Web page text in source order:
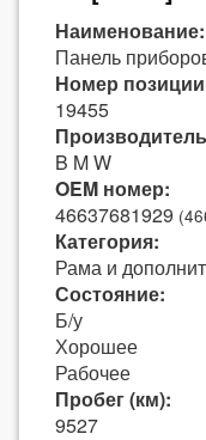
Наименование:
Панель
Номер
19455
B M W
OEM номер:
46637681929
Категория:
Рама и
Состояние:
Б/у
Хорошее
Рабочее
Пробег (км):
9527